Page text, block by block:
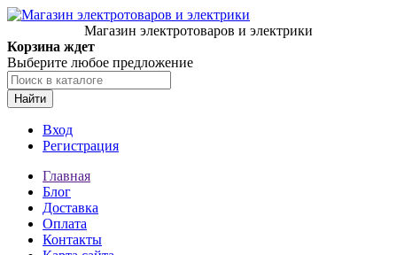
Магазин электротоваров и электрики
Корзина ждет
Выберите любое предложение
Найти
Вход
Регистрация
Главная
Блог
Доставка
Оплата
Контакты